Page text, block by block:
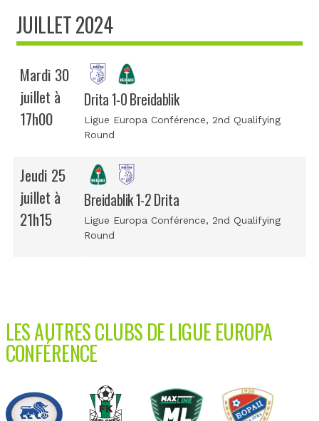
JUILLET 2024
Mardi 30
juillet à
17h00
Drita 1-0 Breidablik
Ligue Europa Conférence, 2nd Qualifying
Round
Jeudi 25
juillet à
21h15
Breidablik 1-2 Drita
Ligue Europa Conférence, 2nd Qualifying
Round
LES AUTRES CLUBS DE LIGUE EUROPA
CONFÉRENCE